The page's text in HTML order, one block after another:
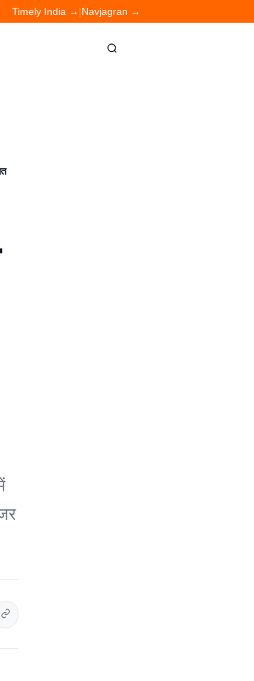
Timely India → |Navjagran →